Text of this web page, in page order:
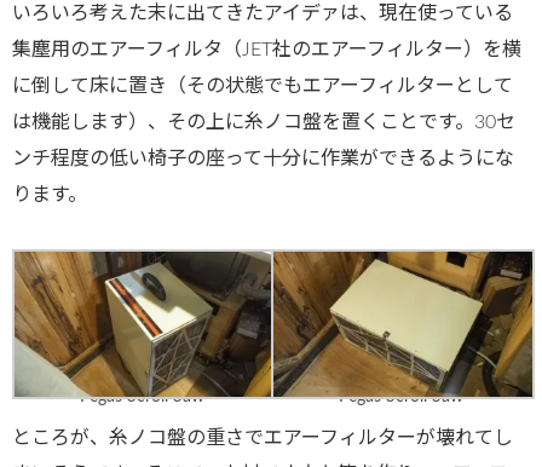
いろいろ考えた末に出てきたアイデァは、現在使っている
集塵用のエアーフィルタ（JET社のエアーフィルター）を横
に倒して床に置き（その状態でもエアーフィルターとして
は機能します）、その上に糸ノコ盤を置くことです。30セ
ンチ程度の低い椅子の座って十分に作業ができるようにな
ります。
Pegas Scroll Saw Pegas Scroll Saw
ところが、糸ノコ盤の重さでエアーフィルターが壊れてし